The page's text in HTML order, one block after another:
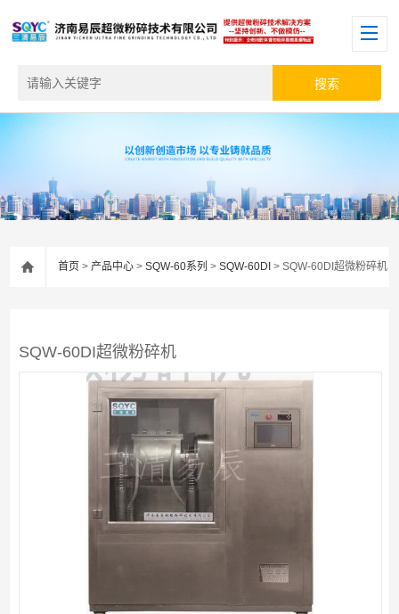
首页 >产品中心 >SQW-60系列 >SQW-60DI > SQW-60DI超微粉碎机
SQW-60DI超微粉碎机